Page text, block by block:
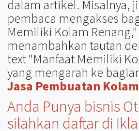
dalam artikel. Misalnya,
pembaca mengakses
Memiliki Kolam
menambahkan tautan
text "Manfaat Memiliki
yang mengarah ke
Jasa Pembuatan
Anda Punya bisnis
silahkan daftar di